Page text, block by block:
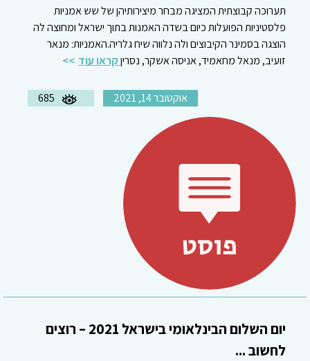
תערוכה קבוצתית המציגה מבחר מיצירותיהן של שש אמניות
פלסטיניות הפועלות כיום בשדה האמנות בתוך ישראל ומחוצה לה
הוצגה בסמינר הקיבוצים ולה נלווה שיח גלריה.האמניות: מנאר
זועיב, מנאל מחאמיד, אניסה אשקר, נסריןקראו עוד
אוקטובר 14, 2021 685
יום השלום הבינלאומי בישראל 2021 – רוצים
לחשוב ...